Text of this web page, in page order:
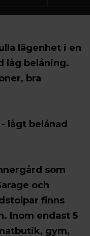
lägenhet i en
låg belåning.
bra
lågt belånad
som
och
finns
Inom endast 5
gym,